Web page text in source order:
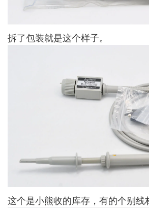
拆了包装就是这个样子。
这个是小熊收的库存，有的个别线